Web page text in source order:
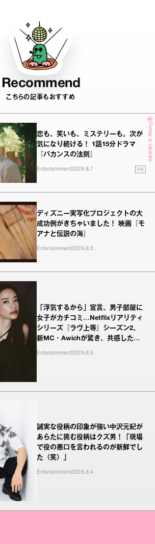
Recommend
こちらの記事もおすすめ
Today's Update
恋も、笑いも、ミステリーも。次が
気になり続ける！ 1話15分ドラマ
『バカンスの法則』
Entertainment2026.8.7 PR
ディズニー実写化プロジェクトの大
成功例がきちゃいました！ 映画『モ
アナと伝説の海』
Entertainment2026.8.5
「浮気するから」宣言、男子部屋に
女子がカチコミ…Netflixリアリティ
シリーズ『ラヴ上等』シーズン2、
新MC・Awichが驚き、共感したヤ
Entertainment2026.8.5
誠実な役柄の印象が強い中沢元紀が
あらたに挑む役柄はクズ男！「現場
で役の悪口を言われるのが新鮮でし
た（笑）」
Entertainment2026.8.4